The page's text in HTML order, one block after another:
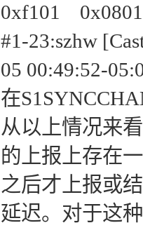
0xf101
#1-
05 00:49:52-
在
从以上情况来
的上报上存在
之后才上报或
延迟。对于这